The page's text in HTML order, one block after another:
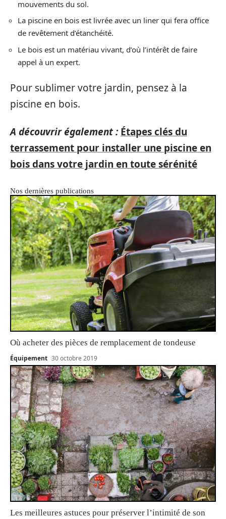
mouvements du sol.
La piscine en bois est livrée avec un liner qui fera office
de revêtement d’étanchéité.
Le bois est un matériau vivant, d’où l’intérêt de faire
appel à un expert.
Pour sublimer votre jardin, pensez à la
piscine en bois.
A découvrir également : Étapes clés du
terrassement pour installer une piscine en
bois dans votre jardin en toute sérénité
Nos dernières publications
Où acheter des pièces de remplacement de tondeuse
Équipement 30 octobre 2019
Les meilleures astuces pour préserver l’intimité de son